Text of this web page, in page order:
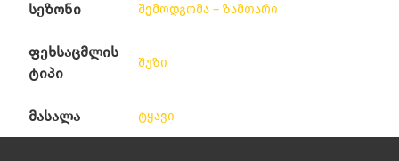
სეზონი შემოდგომა – ზამთარი
ფეხსაცმლის
ტიპი
შუზი
მასალა ტყავი